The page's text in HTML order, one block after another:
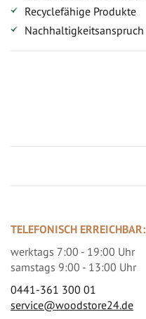
Recyclefähige Produkte
Nachhaltigkeitsanspruch
TELEFONISCH ERREICHBAR:
werktags 7:00 - 19:00 Uhr
samstags 9:00 - 13:00 Uhr
0441-361 300 01
service@woodstore24.de